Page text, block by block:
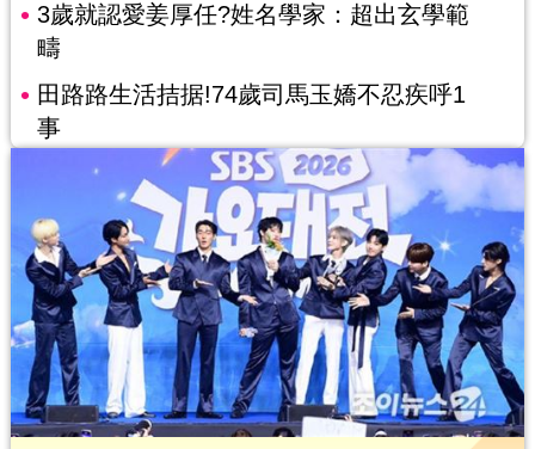
3歲就認愛姜厚任?姓名學家：超出玄學範
疇
田路路生活拮据!74歲司馬玉嬌不忍疾呼1
事